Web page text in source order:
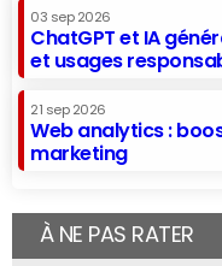
03 sep 2026
ChatGPT et IA
et usages
21 sep 2026
Web analytics :
marketing
À NE PAS RATER